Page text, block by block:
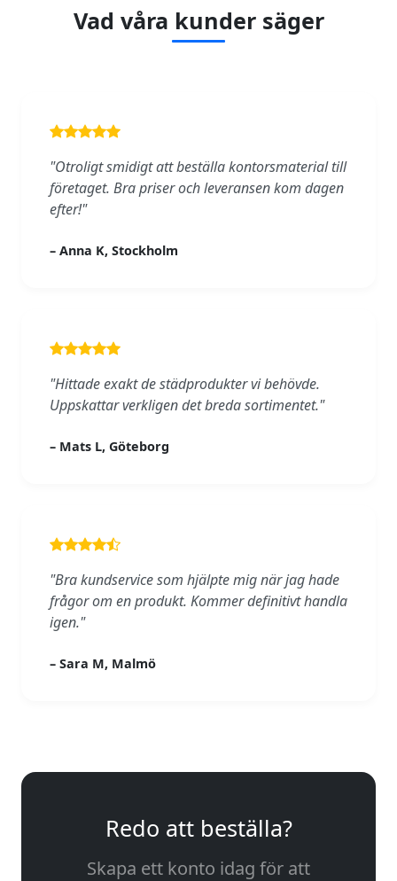
Vad våra kunder säger
"Otroligt smidigt att beställa kontorsmaterial till
företaget. Bra priser och leveransen kom dagen
efter!"
– Anna K, Stockholm
"Hittade exakt de städprodukter vi behövde.
Uppskattar verkligen det breda sortimentet."
– Mats L, Göteborg
"Bra kundservice som hjälpte mig när jag hade
frågor om en produkt. Kommer definitivt handla
igen."
– Sara M, Malmö
Redo att beställa?
Skapa ett konto idag för att